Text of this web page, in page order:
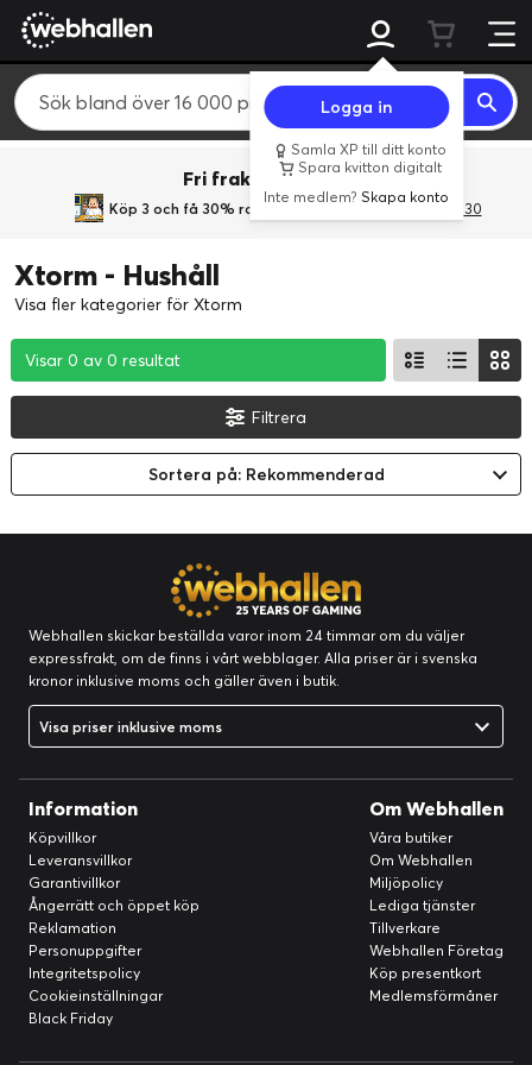
Logga in
Samla XP till ditt konto
Spara kvitton digitalt
Inte medlem?Skapa konto
Fri frakt över 800 kr.
Köp 3 och få 30% rabatt med rabattkoden 3Gives30
Xtorm - Hushåll
Visa fler kategorier för Xtorm
Visar 0 av 0 resultat
Visar 0 av 0 resultat
Visar 0 av 0 resultat
Filtrera
Sortera på: Rekommenderad
Webhallen skickar beställda varor inom 24 timmar om du väljer
expressfrakt, om de finns i vårt webblager. Alla priser är i svenska
kronor inklusive moms och gäller även i butik.
Visa priser inklusive moms
Information
Köpvillkor
Leveransvillkor
Garantivillkor
Ångerrätt och öppet köp
Reklamation
Personuppgifter
Integritetspolicy
Cookieinställningar
Black Friday
Om Webhallen
Våra butiker
Om Webhallen
Miljöpolicy
Lediga tjänster
Tillverkare
Webhallen Företag
Köp presentkort
Medlemsförmåner